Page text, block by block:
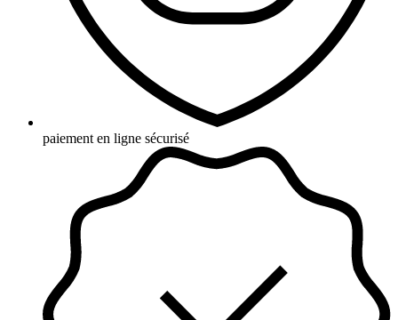
paiement en ligne sécurisé